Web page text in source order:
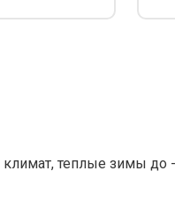
теплые зимы до